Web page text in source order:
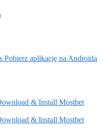
Pobierz aplikację na Androida
& Install Mostbet
& Install Mostbet